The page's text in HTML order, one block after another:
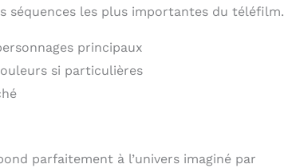
séquences les plus importantes du téléfilm.
principaux
si particulières
parfaitement à l’univers imaginé par